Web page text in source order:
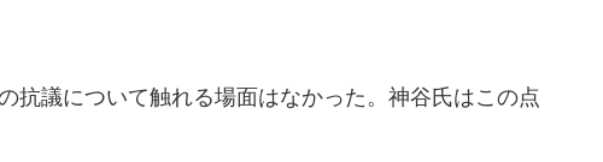
抗議について触れる場面はなかった。神谷氏はこの点